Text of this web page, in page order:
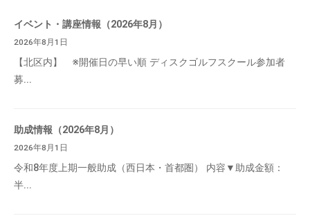
イベント・講座情報（2026年8月）
2026年8月1日
【北区内】 ※開催日の早い順 ディスクゴルフスクール参加者
募...
助成情報（2026年8月）
2026年8月1日
令和8年度上期一般助成（西日本・首都圏） 内容▼助成金額：
半...